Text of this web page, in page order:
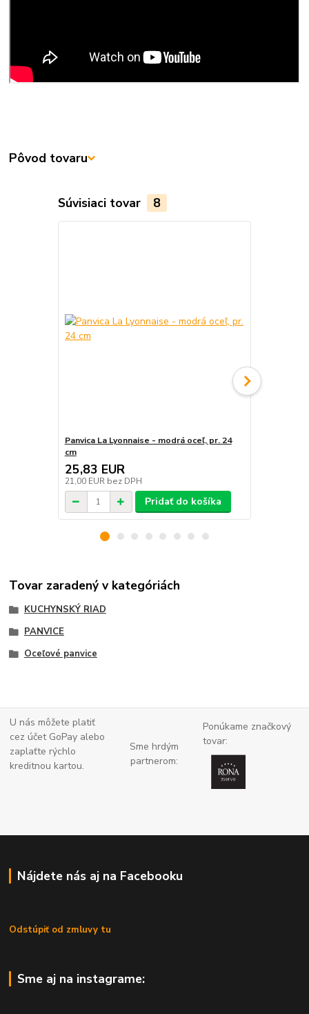
Pôvod tovaru
Súvisiaci tovar 8
Panvica La Lyonnaise - modrá oceľ, pr. 24
cm
25,83 EUR
21,00 EUR bez DPH
Pridať do košíka
Tovar zaradený v kategóriách
KUCHYNSKÝ RIAD
PANVICE
Oceľové panvice
U nás môžete platiť
cez účet GoPay alebo
zaplaťte rýchlo
kreditnou kartou.
Sme hrdým
partnerom:
Ponúkame značkový
tovar:
Nájdete nás aj na Facebooku
Odstúpiť od zmluvy tu
Sme aj na instagrame: